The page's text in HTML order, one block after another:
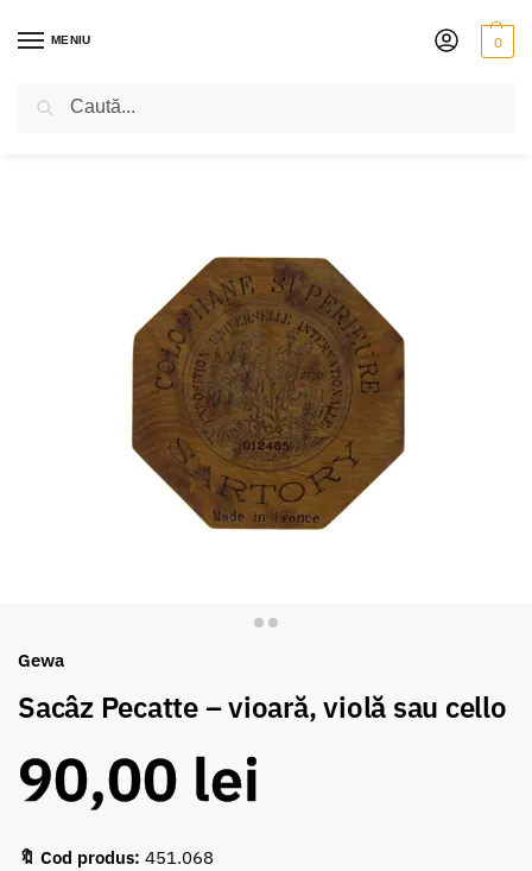
MENIU 0
Gewa
Sacâz Pecatte – vioară, violă sau cello
90,00 lei
🔖 Cod produs: 451.068